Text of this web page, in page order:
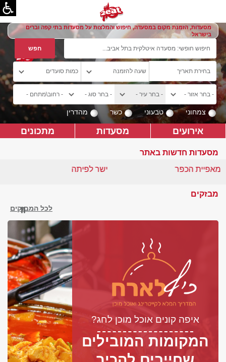
מסעדות, הזמנת מקום במסעדה, חיפוש והמלצות על מסעדות בתי קפה וברים
בישראל
צמחוני טבעוני כשר מהדרין
אירועים מסעדות מתכונים
מסעדות חדשות באתר
ישר לפיתה
מאפיית הכפר
מבזקים
לכל המבזקים
איפה קונים אוכל מוכן לחג?
המקומות המובילים